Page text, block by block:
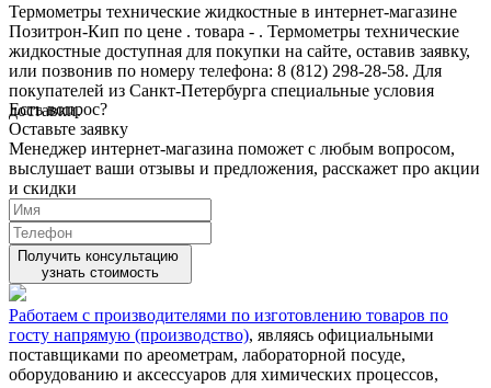
Термометры технические жидкостные в интернет-магазине
Позитрон-Кип по цене . товара - . Термометры технические
жидкостные доступная для покупки на сайте, оставив заявку,
или позвонив по номеру телефона: 8 (812) 298-28-58. Для
покупателей из Санкт-Петербурга специальные условия
доставки.
Есть вопрос?
Оставьте заявку
Менеджер интернет-магазина поможет с любым вопросом,
выслушает ваши отзывы и предложения, расскажет про акции
и скидки
Получить консультацию
узнать стоимость
Работаем с производителями по изготовлению товаров по
госту напрямую (производство), являясь официальными
поставщиками по ареометрам, лабораторной посуде,
оборудованию и аксессуаров для химических процессов,